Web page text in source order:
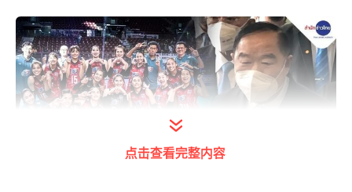
点击查看完整内容